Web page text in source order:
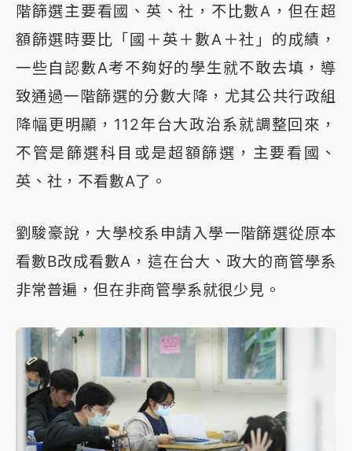
階篩選主要看國、英、社，不比數A，但在超
額篩選時要比「國＋英＋數A＋社」的成績，
一些自認數A考不夠好的學生就不敢去填，導
致通過一階篩選的分數大降，尤其公共行政組
降幅更明顯，112年台大政治系就調整回來，
不管是篩選科目或是超額篩選，主要看國、
英、社，不看數A了。
劉駿豪說，大學校系申請入學一階篩選從原本
看數B改成看數A，這在台大、政大的商管學系
非常普遍，但在非商管學系就很少見。